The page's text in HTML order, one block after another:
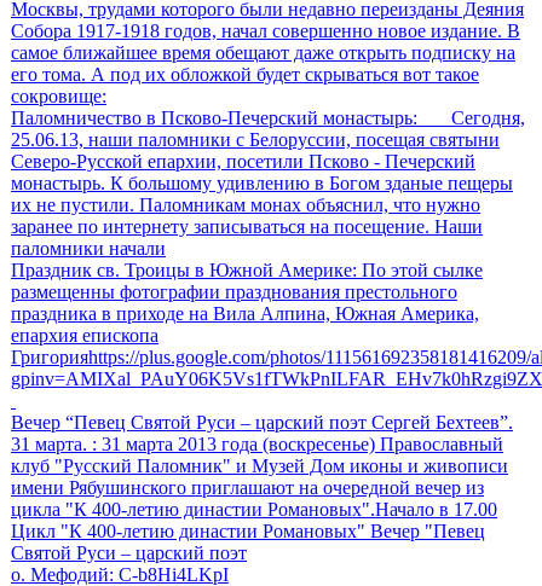
Москвы, трудами которого были недавно переизданы Деяния
Собора 1917-1918 годов, начал совершенно новое издание. В
самое ближайшее время обещают даже открыть подписку на
его тома. А под их обложкой будет скрываться вот такое
сокровище:
Паломничество в Псково-Печерский монастырь: Сегодня,
25.06.13, наши паломники с Белоруссии, посещая святыни
Северо-Русской епархии, посетили Псково - Печерский
монастырь. К большому удивлению в Богом зданые пещеры
их не пустили. Паломникам монах объяснил, что нужно
заранее по интернету записываться на посещение. Наши
паломники начали
Праздник св. Троицы в Южной Америке: По этой сылке
размещенны фотографии празднования престольного
праздника в приходе на Вила Алпина, Южная Америка,
епархия епископа
Григорияhttps://plus.google.com/photos/111561692358181416209/
Вечер “Певец Святой Руси – царский поэт Сергей Бехтеев”.
31 марта. : 31 марта 2013 года (воскресенье) Православный
клуб "Русский Паломник" и Музей Дом иконы и живописи
имени Рябушинского приглашают на очередной вечер из
цикла "К 400-летию династии Романовых".Начало в 17.00
Цикл "К 400-летию династии Романовых" Вечер "Певец
Святой Руси – царский поэт
о. Мефодий: C-b8Hi4LKpI